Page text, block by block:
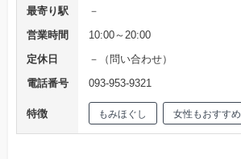
最寄り駅
－
営業時間
10:00～20:00
定休日
－（問い合わせ）
電話番号
093-953-9321
特徴 もみほぐし 女性もおすすめ